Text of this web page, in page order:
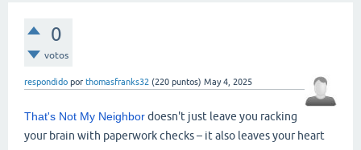
0
votos
respondido por thomasfranks32 (220 puntos) May 4, 2025
That's Not My Neighbordoesn't just leave you racking
your brain with paperwork checks – it also leaves your heart